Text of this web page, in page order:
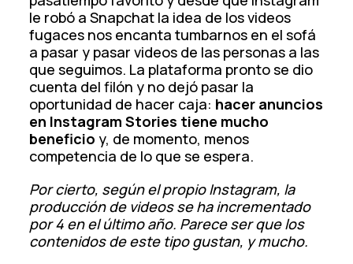
le robó a Snapchat la idea de los videos
fugaces nos encanta tumbarnos en el sofá
a pasar y pasar videos de las personas a las
que seguimos. La plataforma pronto se dio
cuenta del filón y no dejó pasar la
oportunidad de hacer caja: hacer anuncios
en Instagram Stories tiene mucho
beneficio y, de momento, menos
competencia de lo que se espera.
Por cierto, según el propio Instagram, la
producción de videos se ha incrementado
por 4 en el último año. Parece ser que los
contenidos de este tipo gustan, y mucho.